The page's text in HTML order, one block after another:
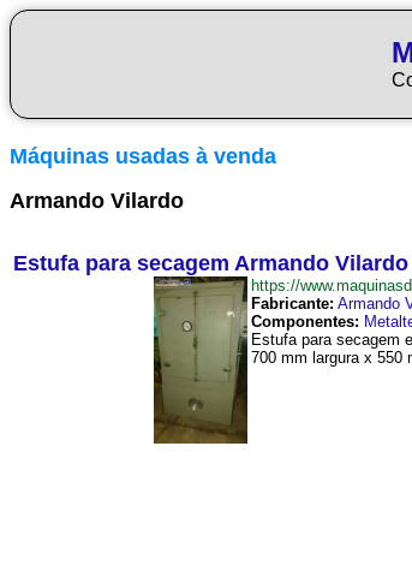
Máquinas usadas à venda
Armando Vilardo
Estufa para secagem Armando Vilardo
https://
Fabricante: Armando
Componentes:
Estufa para secagem
700 mm largura x 550